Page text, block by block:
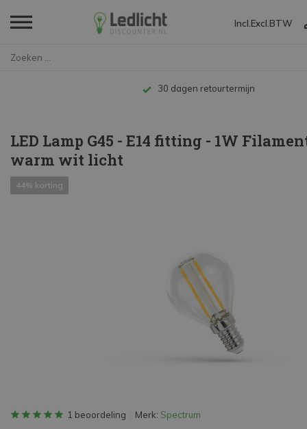
Incl. Excl. BTW
30 dagen retourtermijn
LED Lamp G45 - E14 fitting - 1W
warm wit licht
44% korting
1 beoordeling Merk: Spectrum